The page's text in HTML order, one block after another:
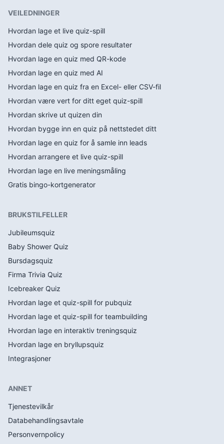
VEILEDNINGER
Hvordan lage et live quiz-spill
Hvordan dele quiz og spore resultater
Hvordan lage en quiz med QR-kode
Hvordan lage en quiz med AI
Hvordan lage en quiz fra en Excel- eller CSV-fil
Hvordan være vert for ditt eget quiz-spill
Hvordan skrive ut quizen din
Hvordan bygge inn en quiz på nettstedet ditt
Hvordan lage en quiz for å samle inn leads
Hvordan arrangere et live quiz-spill
Hvordan lage en live meningsmåling
Gratis bingo-kortgenerator
BRUKSTILFELLER
Jubileumsquiz
Baby Shower Quiz
Bursdagsquiz
Firma Trivia Quiz
Icebreaker Quiz
Hvordan lage et quiz-spill for pubquiz
Hvordan lage et quiz-spill for teambuilding
Hvordan lage en interaktiv treningsquiz
Hvordan lage en bryllupsquiz
Integrasjoner
ANNET
Tjenestevilkår
Databehandlingsavtale
Personvernpolicy